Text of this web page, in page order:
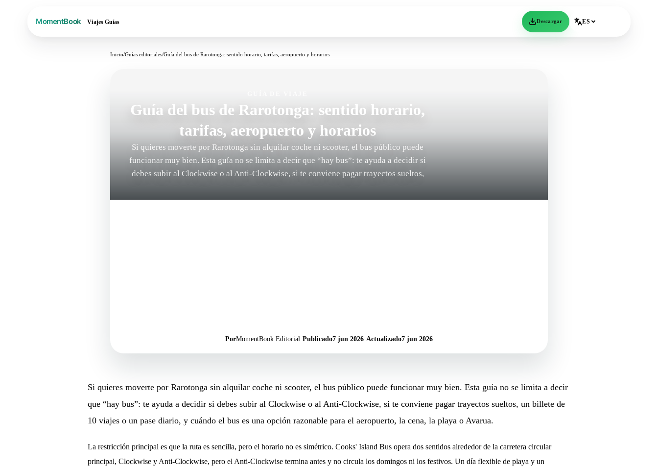
Viajes Guías Descargar ES
Inicio/Guías editoriales/Guía del bus de Rarotonga: sentido horario, tarifas, aeropuerto y horarios
Guía del bus de Rarotonga: sentido horario,
tarifas, aeropuerto y horarios
Si quieres moverte por Rarotonga sin alquilar coche ni scooter, el bus público puede
funcionar muy bien. Esta guía no se limita a decir que “hay bus”: te ayuda a decidir si
debes subir al Clockwise o al Anti-Clockwise, si te conviene pagar trayectos sueltos,
PorMomentBook Editorial·Publicado7 jun 2026·Actualizado7 jun 2026
Si quieres moverte por Rarotonga sin alquilar coche ni scooter, el bus público puede funcionar muy bien. Esta guía no se limita a decir
que “hay bus”: te ayuda a decidir si debes subir al Clockwise o al Anti-Clockwise, si te conviene pagar trayectos sueltos, un billete de
10 viajes o un pase diario, y cuándo el bus es una opción razonable para el aeropuerto, la cena, la playa o Avarua.
La restricción principal es que la ruta es sencilla, pero el horario no es simétrico. Cooks' Island Bus opera dos sentidos alrededor de la carretera circular
principal, Clockwise y Anti-Clockwise, pero el Anti-Clockwise termina antes y no circula los domingos ni los festivos. Un día flexible de playa y un